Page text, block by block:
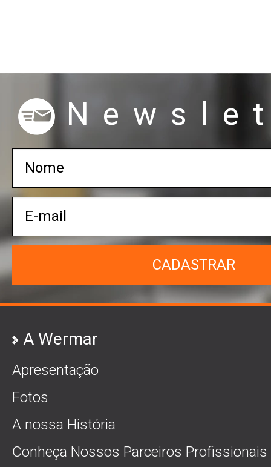
CADASTRAR
A Wermar
Apresentação
Fotos
A nossa História
Conheça Nossos Parceiros Profissionais